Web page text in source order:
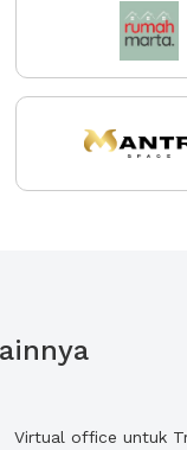
Virtual office untuk